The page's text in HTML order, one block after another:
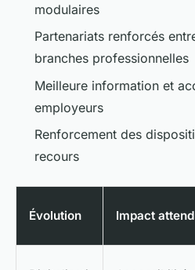
modulaires
Partenariats renforcés
branches professionnelles
Meilleure information et
employeurs
Renforcement des
recours
Évolution Impact